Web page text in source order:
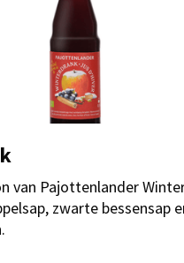
van Pajottenlander
zwarte bessensap